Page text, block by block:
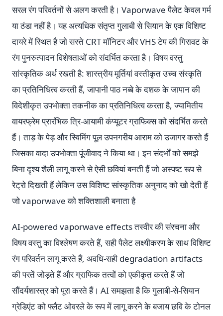
सरल रंग परिवर्तनों से अलग करती है। Vaporwave पैलेट केवल गर्म
या ठंडा नहीं है। यह अत्यधिक संतृप्त गुलाबी से सियान के एक विशिष्ट
दायरे में स्थित है जो सस्ते CRT मॉनिटर और VHS टेप की गिरावट के
रंग पुनरुत्पादन विशेषताओं को संदर्भित करता है। विषय वस्तु
सांस्कृतिक अर्थ रखती है: शास्त्रीय मूर्तियां वस्तीकृत उच्च संस्कृति
का प्रतिनिधित्व करती हैं, जापानी पाठ नब्बे के दशक के जापान की
विदेशीकृत उपभोक्ता तकनीक का प्रतिनिधित्व करता है, ज्यामितीय
वायरफ्रेम प्रारंभिक त्रि-आयामी कंप्यूटर ग्राफिक्स को संदर्भित करते
हैं। ताड़ के पेड़ और स्विमिंग पूल उपनगरीय आराम को उजागर करते हैं
जिसका वादा उपभोक्ता पूंजीवाद ने किया था। इन संदर्भों को समझे
बिना दृश्य शैली लागू करने से ऐसी छवियां बनती हैं जो अस्पष्ट रूप से
रेट्रो दिखती हैं लेकिन उस विशिष्ट सांस्कृतिक अनुनाद को खो देती हैं
जो vaporwave को शक्तिशाली बनाता है
AI-powered vaporwave effects तस्वीर की संरचना और
विषय वस्तु का विश्लेषण करते हैं, सही पैलेट लक्ष्यीकरण के साथ विशिष्ट
रंग परिवर्तन लागू करते हैं, अवधि-सही degradation artifacts
की परतें जोड़ते हैं और ग्राफिक तत्वों को एकीकृत करते हैं जो
सौंदर्यशास्त्र को पूरा करते हैं। AI समझता है कि गुलाबी-से-सियान
ग्रेडिएंट को फ्लैट ओवरले के रूप में लागू करने के बजाय छवि के टोनल